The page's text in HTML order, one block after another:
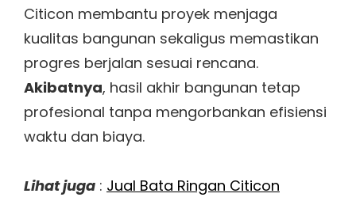
Citicon membantu proyek menjaga
kualitas bangunan sekaligus memastikan
progres berjalan sesuai rencana.
Akibatnya, hasil akhir bangunan tetap
profesional tanpa mengorbankan efisiensi
waktu dan biaya.
Lihat juga : Jual Bata Ringan Citicon